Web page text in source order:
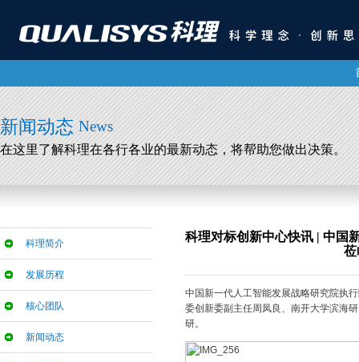
新闻动态 News
在这里了解科理在各行各业的最新动态，将帮助您做出决策。
科理简介
发展历程
核心团队
新闻动态
科理对标创新中心快讯 | 中国
莅
中国新一代人工智能发展战略研究院执
委创新委副主任周凤良、南开大学滨海
研。